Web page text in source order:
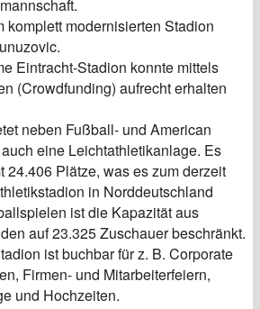
komplett modernisierten Stadion
Eintracht-Stadion konnte mittels
(Crowdfunding) aufrecht erhalten
neben Fußball- und American
eine Leichtathletikanlage. Es
24.406 Plätze, was es zum derzeit
in Norddeutschland
ist die Kapazität aus
auf 23.325 Zuschauer beschränkt.
ist buchbar für z. B. Corporate
Firmen- und Mitarbeiterfeiern,
und Hochzeiten.